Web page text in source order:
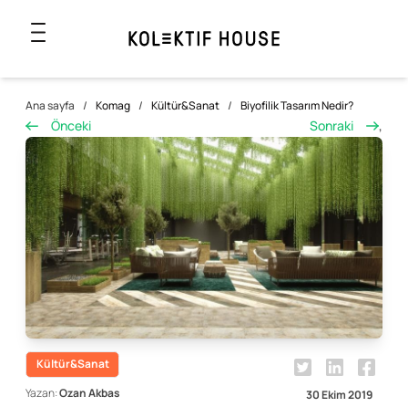
Ana sayfa / Komag / Kültür&Sanat / Biyofilik Tasarım Nedir?
Önceki Sonraki ,
Kültür&Sanat
Yazan:Ozan Akbas 30 Ekim 2019